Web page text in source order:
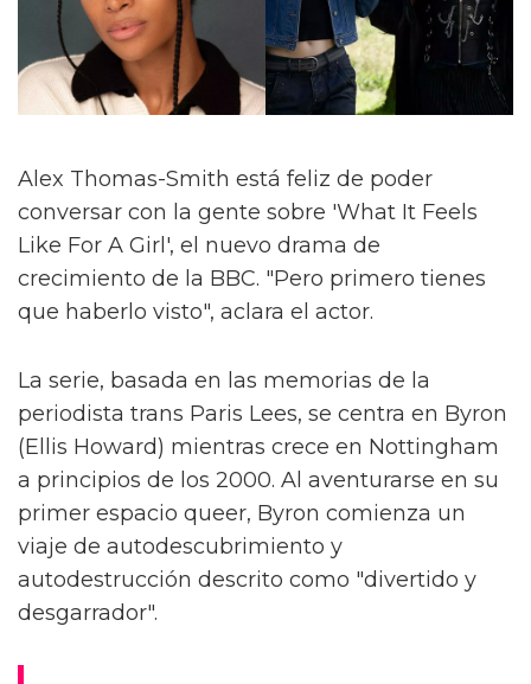
Alex Thomas-Smith está feliz de poder
conversar con la gente sobre 'What It Feels
Like For A Girl', el nuevo drama de
crecimiento de la BBC. "Pero primero tienes
que haberlo visto", aclara el actor.
La serie, basada en las memorias de la
periodista trans Paris Lees, se centra en Byron
(Ellis Howard) mientras crece en Nottingham
a principios de los 2000. Al aventurarse en su
primer espacio queer, Byron comienza un
viaje de autodescubrimiento y
autodestrucción descrito como "divertido y
desgarrador".